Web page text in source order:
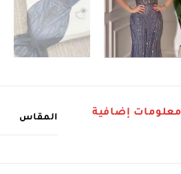
معلومات إضافية المقاس